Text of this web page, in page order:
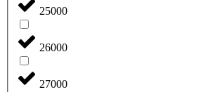
25000
26000
27000